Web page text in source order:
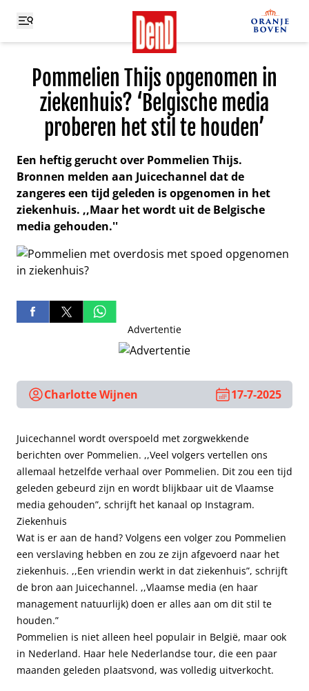
Pommelien Thijs opgenomen in
ziekenhuis? ‘Belgische media
proberen het stil te houden’
Een heftig gerucht over Pommelien Thijs.
Bronnen melden aan Juicechannel dat de
zangeres een tijd geleden is opgenomen in het
ziekenhuis. ,,Maar het wordt uit de Belgische
media gehouden.''
Advertentie
Charlotte Wijnen 17-7-2025
Juicechannel wordt overspoeld met zorgwekkende
berichten over Pommelien. ,,Veel volgers vertellen ons
allemaal hetzelfde verhaal over Pommelien. Dit zou een tijd
geleden gebeurd zijn en wordt blijkbaar uit de Vlaamse
media gehouden”, schrijft het kanaal op Instagram.
Ziekenhuis
Wat is er aan de hand? Volgens een volger zou Pommelien
een verslaving hebben en zou ze zijn afgevoerd naar het
ziekenhuis. ,,Een vriendin werkt in dat ziekenhuis”, schrijft
de bron aan Juicechannel. ,,Vlaamse media (en haar
management natuurlijk) doen er alles aan om dit stil te
houden.”
Pommelien is niet alleen heel populair in België, maar ook
in Nederland. Haar hele Nederlandse tour, die een paar
maanden geleden plaatsvond, was volledig uitverkocht.